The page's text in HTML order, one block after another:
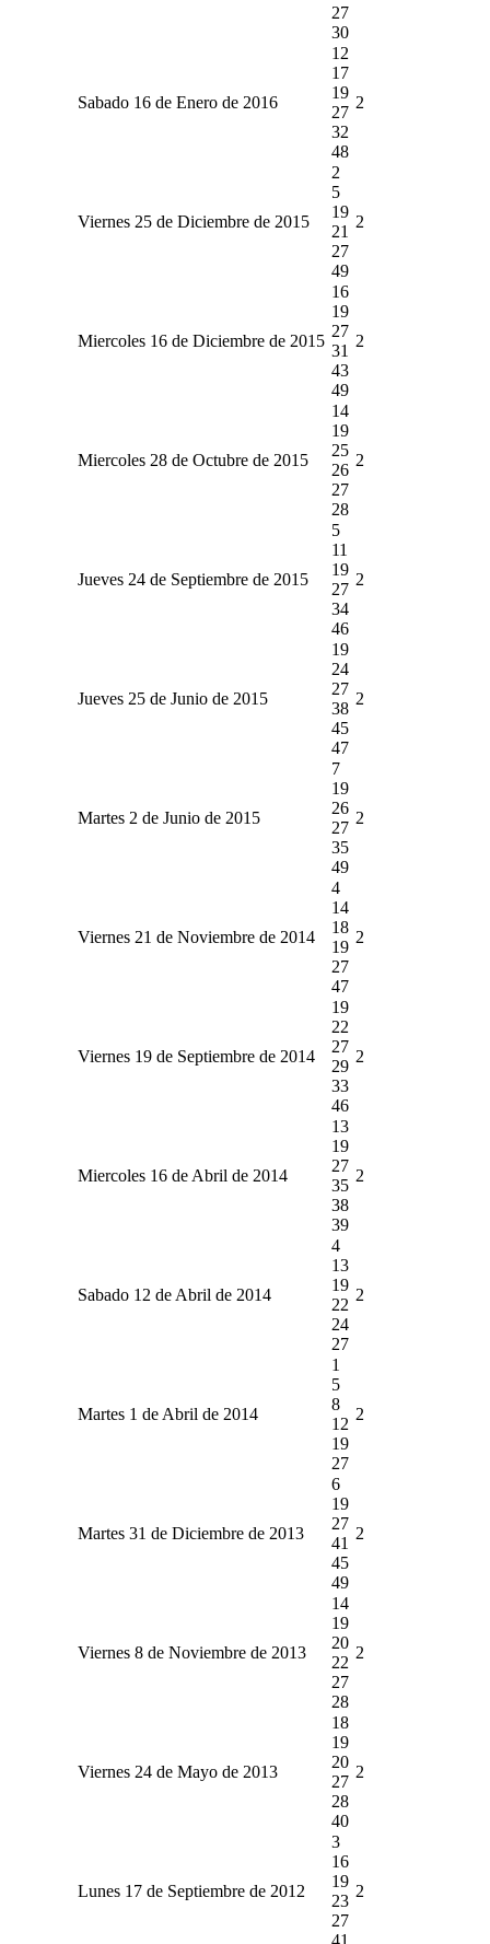
27
30
Sabado 16 de Enero de 2016
12
17
19
27
32
48
2
Viernes 25 de Diciembre de 2015
2
5
19
21
27
49
2
Miercoles 16 de Diciembre de 2015
16
19
27
31
43
49
2
Miercoles 28 de Octubre de 2015
14
19
25
26
27
28
2
Jueves 24 de Septiembre de 2015
5
11
19
27
34
46
2
Jueves 25 de Junio de 2015
19
24
27
38
45
47
2
Martes 2 de Junio de 2015
7
19
26
27
35
49
2
Viernes 21 de Noviembre de 2014
4
14
18
19
27
47
2
Viernes 19 de Septiembre de 2014
19
22
27
29
33
46
2
Miercoles 16 de Abril de 2014
13
19
27
35
38
39
2
Sabado 12 de Abril de 2014
4
13
19
22
24
27
2
Martes 1 de Abril de 2014
1
5
8
12
19
27
2
Martes 31 de Diciembre de 2013
6
19
27
41
45
49
2
Viernes 8 de Noviembre de 2013
14
19
20
22
27
28
2
Viernes 24 de Mayo de 2013
18
19
20
27
28
40
2
Lunes 17 de Septiembre de 2012
3
16
19
23
27
41
2